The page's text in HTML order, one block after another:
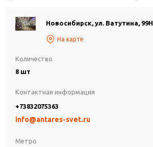
Новосибирск, ул. Ватутина, 99Н
На карте
Количество
8 шт
Метро
Контактная информация
+73832075363
info@antares-svet.ru